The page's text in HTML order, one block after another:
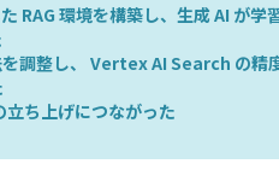
RAG 環境を構築し、生成 AI が学
調整し、 Vertex AI Search の精
ち上げにつながった